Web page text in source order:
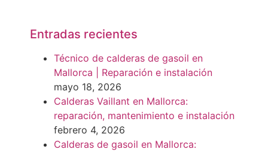
Entradas recientes
Técnico de calderas de gasoil en
Mallorca | Reparación e instalación
mayo 18, 2026
Calderas Vaillant en Mallorca:
reparación, mantenimiento e instalación
febrero 4, 2026
Calderas de gasoil en Mallorca: